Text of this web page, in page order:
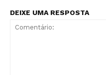
DEIXE UMA RESPOSTA